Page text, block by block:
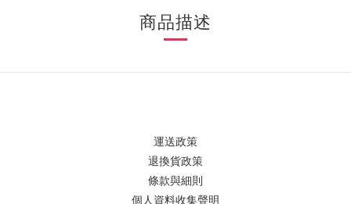
商品描述
運送政策
退換貨政策
條款與細則
個人資料收集聲明